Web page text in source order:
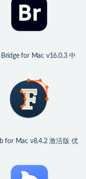
for Mac v16.0.3 中
for Mac v8.4.2 激活版 优